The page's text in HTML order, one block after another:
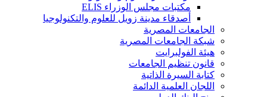
مكتبات مجلس الوزراء ELIS
أصدقاء مدينة زويل للعلوم والتكنولوجيا
الجامعات المصرية
شبكة الجامعات المصرية
هيئة الفولبرايت
قانون تنظيم الجامعات
كتابة السيرة الذاتية
اللجان العلمية الدائمة